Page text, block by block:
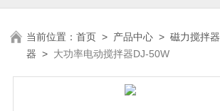
当前位置：首页 > 产品中心 >磁力搅拌器
器 > 大功率电动搅拌器DJ-50W